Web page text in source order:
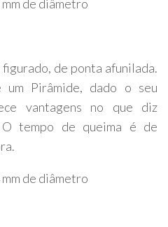
de diâmetro
de ponta afunilada.
um Pirâmide, dado o seu
vantagens no que diz
tempo de queima é de
de diâmetro